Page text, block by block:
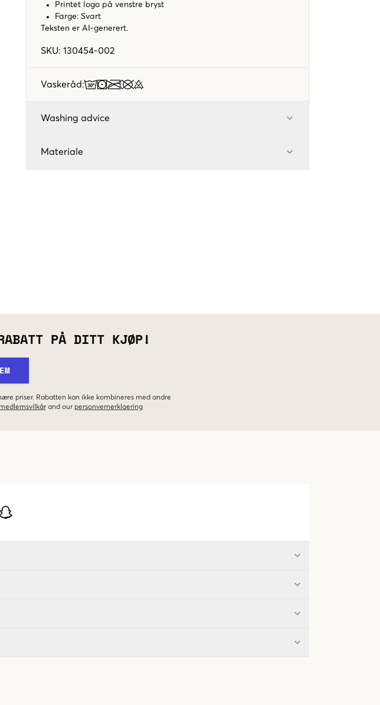
Printet logo på venstre bryst
Farge: Svart
Teksten er AI-generert.
SKU: 130454-002
Vaskeråd:
Washing advice
Materiale
PÅ DITT KJØP!
priser. Rabatten kan ikke kombineres med andre
medlemsvilkår and our personvernerklaering